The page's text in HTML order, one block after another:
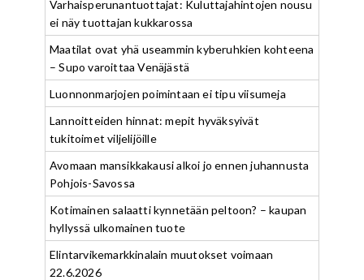
Varhaisperunantuottajat: Kuluttajahintojen nousu
ei näy tuottajan kukkarossa
Maatilat ovat yhä useammin kyberuhkien kohteena
– Supo varoittaa Venäjästä
Luonnonmarjojen poimintaan ei tipu viisumeja
Lannoitteiden hinnat: mepit hyväksyivät
tukitoimet viljelijöille
Avomaan mansikkakausi alkoi jo ennen juhannusta
Pohjois-Savossa
Kotimainen salaatti kynnetään peltoon? – kaupan
hyllyssä ulkomainen tuote
Elintarvikemarkkinalain muutokset voimaan
22.6.2026